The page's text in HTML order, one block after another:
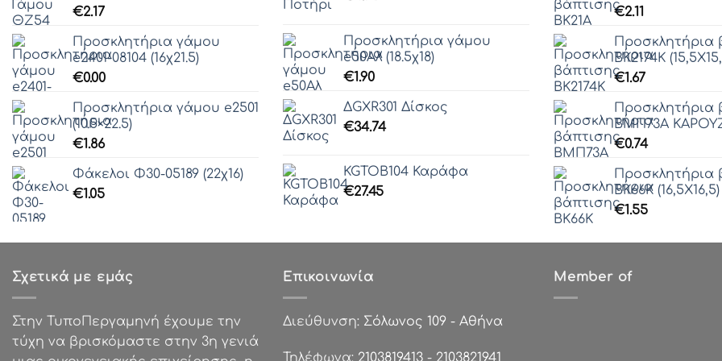
€2.17
Προσκλητήρια γάμου
e2401-08104 (16χ21.5)
€0.00
Προσκλητήρια γάμου e2501
(10.5×22.5)
€1.86
Φάκελοι Φ30-05189 (22χ16)
€1.05
Προσκλητήρια γάμου
e50Αλ (18.5χ18)
€1.90
ΔGXR301 Δίσκος
€34.74
KGTOB104 Καράφα
€27.45
€2.11
Προσκλητήρια
ΒΚ2174Κ
€1.67
Προσκλητήρια
ΒΜΠ73Α
€0.74
Προσκλητήρια
ΒΚ66Κ (16,5Χ16,5)
€1.55
Σχετικά με εμάς
Στην ΤυποΠεργαμηνή έχουμε την
τύχη να βρισκόμαστε στην 3η γενιά
Επικοινωνία
Διεύθυνση: Σόλωνος 109 - Αθήνα
Member of